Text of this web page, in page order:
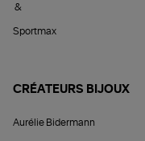
&
Sportmax
CRÉATEURS BIJOUX
Aurélie Bidermann